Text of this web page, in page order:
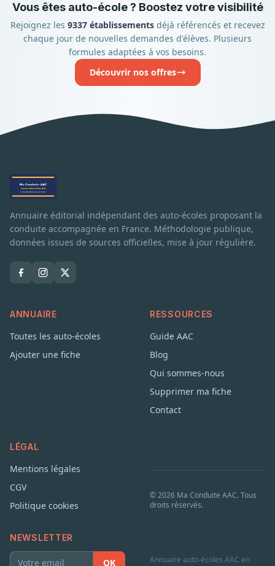
Vous êtes auto-école ? Boostez votre visibilité
Rejoignez les 9337 établissementsdéjà référencés et recevez
chaque jour de nouvelles demandes d'élèves. Plusieurs
formules adaptées à vos besoins.
Découvrir nos offres
Annuaire éditorial indépendant des auto-écoles proposant la
conduite accompagnée en France. Méthodologie publique,
données issues de sources officielles, mise à jour régulière.
ANNUAIRE
Toutes les auto-écoles
Ajouter une fiche
RESSOURCES
Guide AAC
Blog
Qui sommes-nous
Supprimer ma fiche
Contact
LÉGAL
Mentions légales
CGV
Politique cookies
NEWSLETTER
OK
© 2026 Ma Conduite AAC. Tous
droits réservés.
Annuaire auto-écoles AAC en